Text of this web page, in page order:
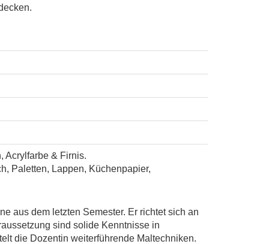
Acrylfarbe & Firnis.
Paletten, Lappen, Küchenpapier,
aus dem letzten Semester. Er richtet sich an
sind solide Kenntnisse in
die Dozentin weiterführende Maltechniken.